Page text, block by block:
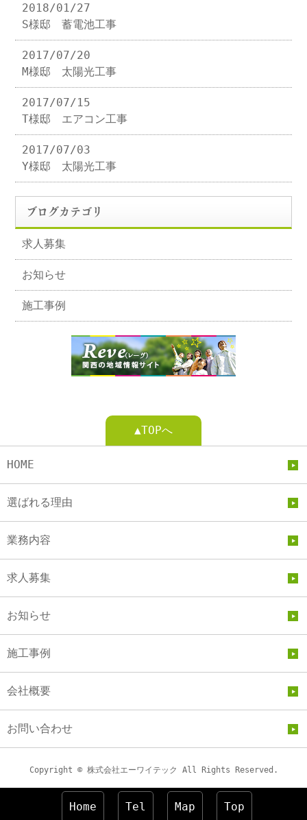
2018/01/27
S様邸 蓄電池工事
2017/07/20
M様邸 太陽光工事
2017/07/15
T様邸 エアコン工事
2017/07/03
Y様邸 太陽光工事
ブログカテゴリ
求人募集
お知らせ
施工事例
▲TOPへ
HOME
選ばれる理由
業務内容
求人募集
お知らせ
施工事例
会社概要
お問い合わせ
Copyright © 株式会社エーワイテック All Rights Reserved.
Home Tel Map Top